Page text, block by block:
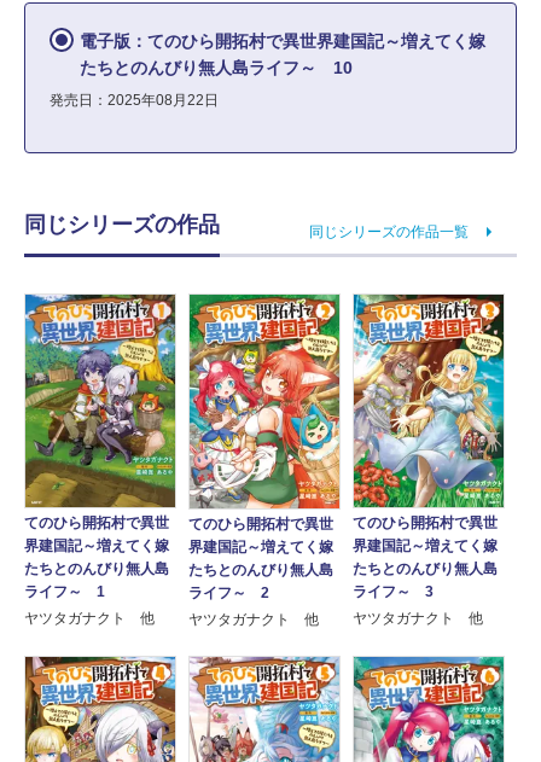
電子版：てのひら開拓村で異世界建国記～増えてく嫁
たちとのんびり無人島ライフ～ 10
発売日：2025年08月22日
同じシリーズの作品 同じシリーズの作品一覧
てのひら開拓村で異世
界建国記～増えてく嫁
たちとのんびり無人島
ライフ～ 1
ヤツタガナクト 他
てのひら開拓村で異世
界建国記～増えてく嫁
たちとのんびり無人島
ライフ～ 2
ヤツタガナクト 他
てのひら開拓村で異世
界建国記～増えてく嫁
たちとのんびり無人島
ライフ～ 3
ヤツタガナクト 他